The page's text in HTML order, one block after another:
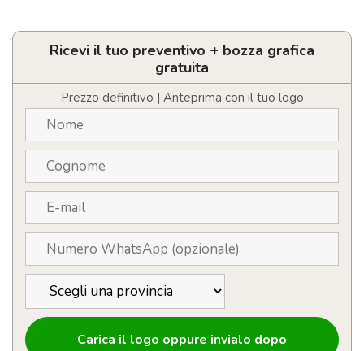
Altoparlante
IPX5
5W
quantità
Ricevi il tuo preventivo + bozza grafica
gratuita
Prezzo definitivo | Anteprima con il tuo logo
Carica il logo oppure invialo dopo